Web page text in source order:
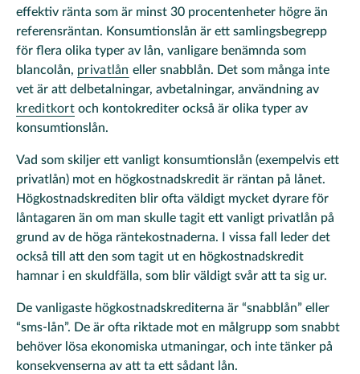
effektiv ränta som är minst 30 procentenheter högre än
referensräntan. Konsumtionslån är ett samlingsbegrepp
för flera olika typer av lån, vanligare benämnda som
blancolån, privatlån eller snabblån. Det som många inte
vet är att delbetalningar, avbetalningar, användning av
kreditkort och kontokrediter också är olika typer av
konsumtionslån.
Vad som skiljer ett vanligt konsumtionslån (exempelvis ett
privatlån) mot en högkostnadskredit är räntan på lånet.
Högkostnadskrediten blir ofta väldigt mycket dyrare för
låntagaren än om man skulle tagit ett vanligt privatlån på
grund av de höga räntekostnaderna. I vissa fall leder det
också till att den som tagit ut en högkostnadskredit
hamnar i en skuldfälla, som blir väldigt svår att ta sig ur.
De vanligaste högkostnadskrediterna är “snabblån” eller
“sms-lån”. De är ofta riktade mot en målgrupp som snabbt
behöver lösa ekonomiska utmaningar, och inte tänker på
konsekvenserna av att ta ett sådant lån.